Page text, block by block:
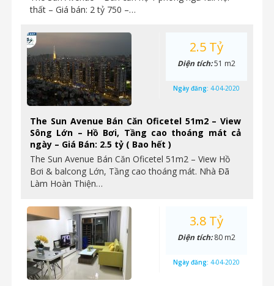
thất – Giá bán: 2 tỷ 750 –…
The Sun Avenue Bán Căn Oficetel 51m2 – View
Sông Lớn – Hồ Bơi, Tầng cao thoáng mát cả
ngày – Giá Bán: 2.5 tỷ ( Bao hết )
The Sun Avenue Bán Căn Oficetel 51m2 – View Hồ
Bơi & balcong Lớn, Tầng cao thoáng mát. Nhà Đã
Làm Hoàn Thiện…
2.5 Tỷ
Diện tích:51 m2
Ngày đăng: 4-04-2020
3.8 Tỷ
Diện tích:80 m2
Ngày đăng: 4-04-2020